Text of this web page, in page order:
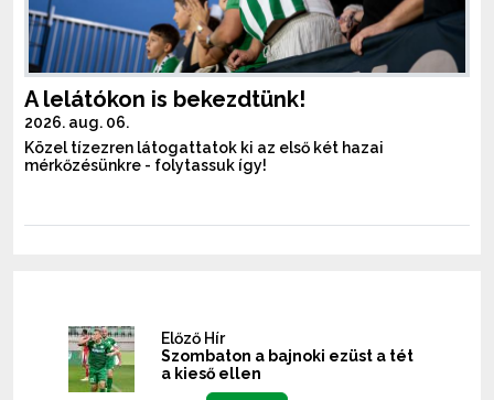
A lelátókon is bekezdtünk!
2026. aug. 06.
Közel tízezren látogattatok ki az első két hazai
mérkőzésünkre - folytassuk így!
Előző Hír
Szombaton a bajnoki ezüst a tét
a kieső ellen